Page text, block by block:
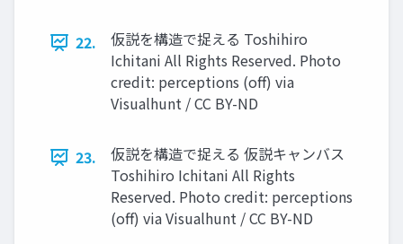
22.
仮説を構造で捉える Toshihiro
Ichitani All Rights Reserved. Photo
credit: perceptions (oﬀ) via
Visualhunt / CC BY-ND
23.
仮説を構造で捉える 仮説キャンバス
Toshihiro Ichitani All Rights
Reserved. Photo credit: perceptions
(oﬀ) via Visualhunt / CC BY-ND